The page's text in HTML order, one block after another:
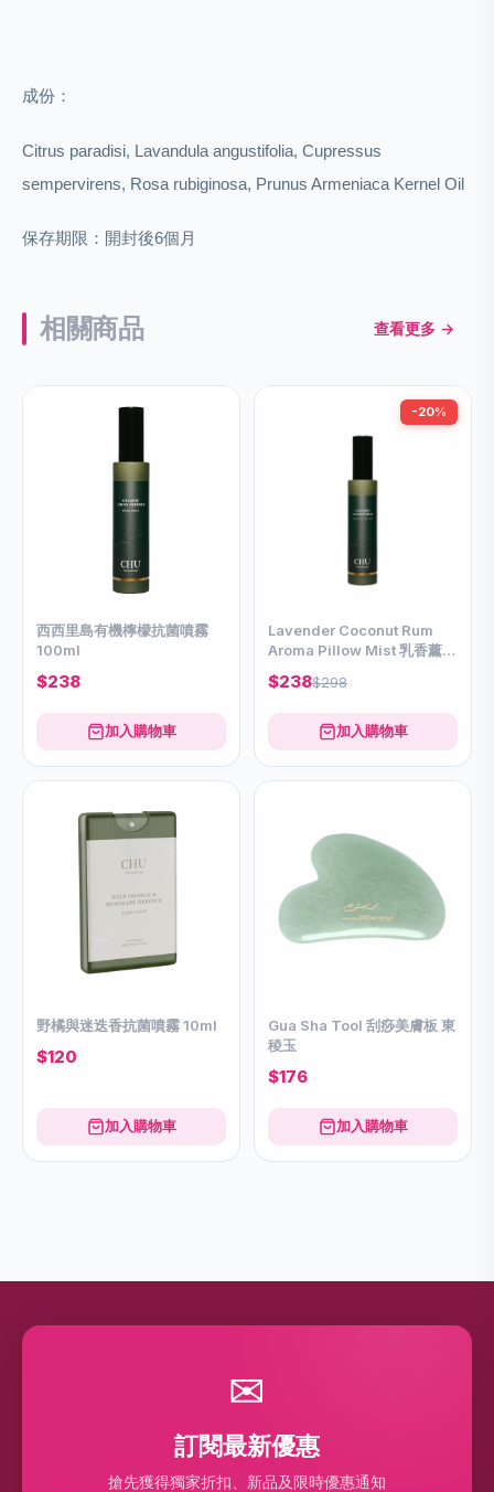
成份：
Citrus paradisi, Lavandula angustifolia, Cupressus
sempervirens, Rosa rubiginosa, Prunus Armeniaca Kernel Oil
保存期限： 開封後6個月
相關商品 查看更多 →
西西⾥島有機檸檬抗菌噴霧
100ml
$238
加入購物車
-20%
Lavender Coconut Rum
Aroma Pillow Mist 乳⾹薰衣
草蘭姆酒睡眠噴霧
$238$298
加入購物車
野橘與迷迭⾹抗菌噴霧 10ml
$120
加入購物車
Gua Sha Tool 刮痧美膚板 東
稜玉
$176
加入購物車
✉
訂閱最新優惠
搶先獲得獨家折扣、新品及限時優惠通知